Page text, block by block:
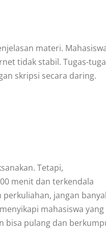
materi.
tidak stabil. Tugas-
skripsi secara daring.
Tetapi,
menit dan terkendala
jangan
mahasiswa yang
bisa pulang dan